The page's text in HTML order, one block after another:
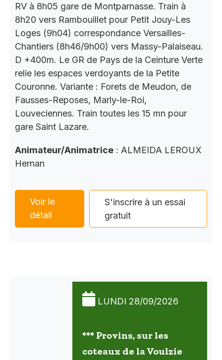
RV à 8h05 gare de Montparnasse. Train à
8h20 vers Rambouillet pour Petit Jouy-Les
Loges (9h04) correspondance Versailles-
Chantiers (8h46/9h00) vers Massy-Palaiseau.
D +400m. Le GR de Pays de la Ceinture Verte
relie les espaces verdoyants de la Petite
Couronne. Variante : Forets de Meudon, de
Fausses-Reposes, Marly-le-Roi,
Louveciennes. Train toutes les 15 mn pour
gare Saint Lazare.
Animateur/Animatrice : ALMEIDA LEROUX
Hernan
Voir le
détail
S'inscrire à un essai
gratuit
LUNDI 28/09/2026
*** Provins, sur les
coteaux de la Voulzie